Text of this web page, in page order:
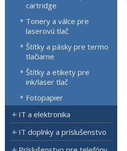
cartridge
Tonery a válce pre
laserovú tlač
Štítky a pásky pre termo
tlačiarne
Štítky a etikety pre
ink/laser tlač
Fotopapier
IT a elektronika
IT doplnky a príslušenstvo